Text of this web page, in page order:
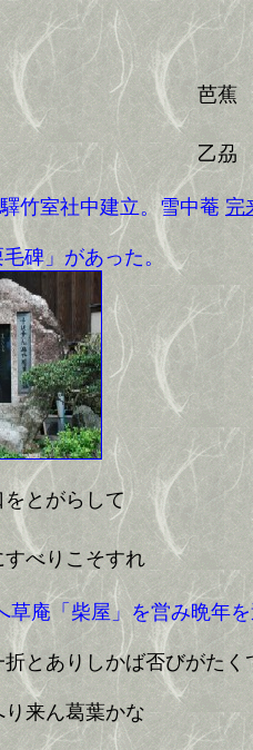
芭蕉
乙刕
竹室社中建立。雪中菴完
毛碑」があった。
とがらして
りこそすれ
庵「柴屋」を営み晩年を
とありしかば否びがたく
ん葛葉かな